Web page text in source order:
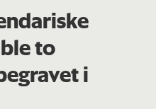
to
i